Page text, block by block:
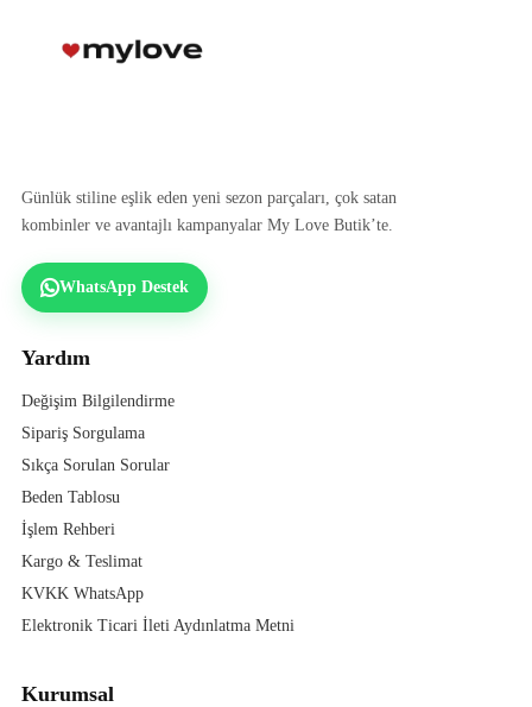
Günlük stiline eşlik eden yeni sezon parçaları, çok satan
kombinler ve avantajlı kampanyalar My Love Butik’te.
WhatsApp Destek
Yardım
Değişim Bilgilendirme
Sipariş Sorgulama
Sıkça Sorulan Sorular
Beden Tablosu
İşlem Rehberi
Kargo & Teslimat
KVKK WhatsApp
Elektronik Ticari İleti Aydınlatma Metni
Kurumsal